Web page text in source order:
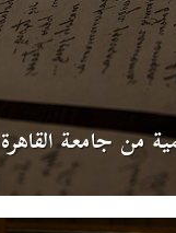
من جامعة القاهرة